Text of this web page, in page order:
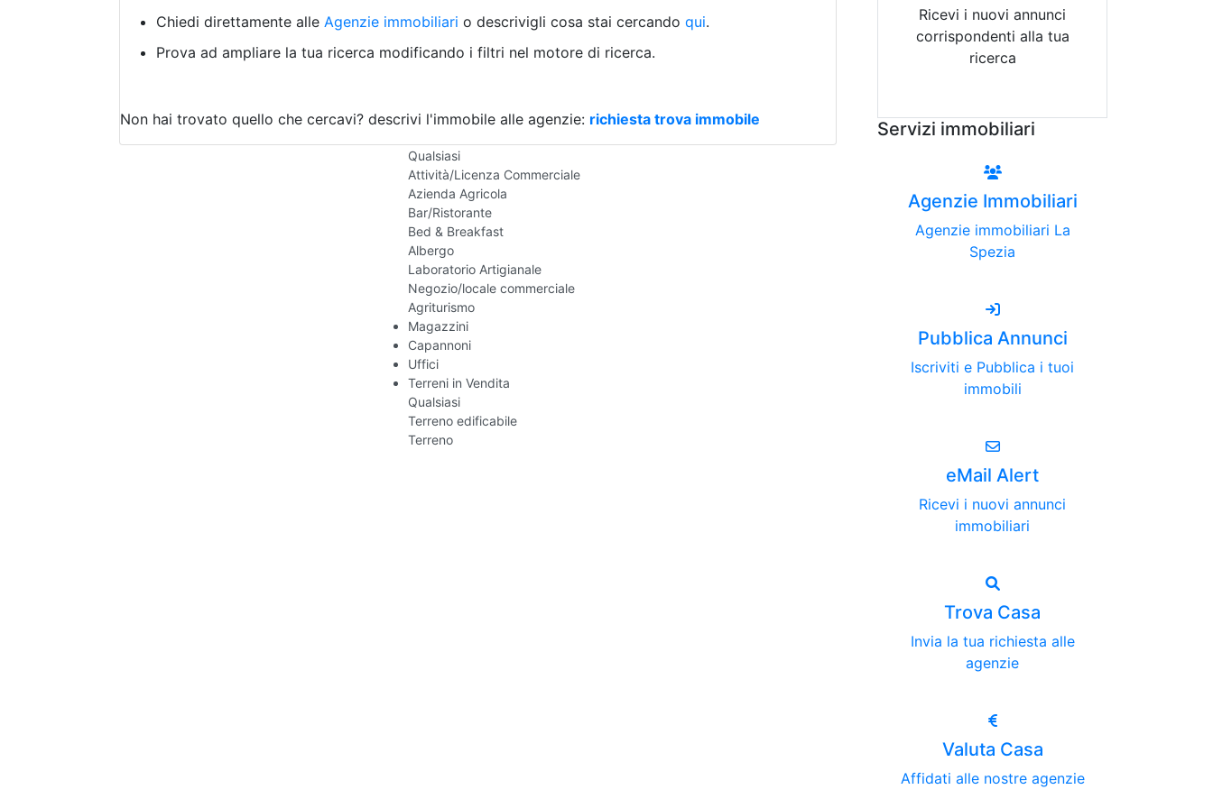
Rustico/Casale
Camera d'Albergo
Box/Garage
Qualsiasi
Attività/Licenza Commerciale
Azienda Agricola
Bar/Ristorante
Bed & Breakfast
Albergo
Laboratorio Artigianale
Negozio/locale commerciale
Agriturismo
Magazzini
Capannoni
Uffici
Terreni in Vendita
Qualsiasi
Terreno edificabile
Terreno
Chiedi direttamente alle Agenzie immobiliari o descrivigli cosa stai cercando qui.
Prova ad ampliare la tua ricerca modificando i filtri nel motore di ricerca.
Non hai trovato quello che cercavi? descrivi l'immobile alle agenzie: richiesta trova immobile
Ricevi i nuovi annunci
corrispondenti alla tua
ricerca
Servizi immobiliari
Agenzie Immobiliari
Agenzie immobiliari La
Spezia
Pubblica Annunci
Iscriviti e Pubblica i tuoi
immobili
eMail Alert
Ricevi i nuovi annunci
immobiliari
Trova Casa
Invia la tua richiesta alle
agenzie
Valuta Casa
Affidati alle nostre agenzie